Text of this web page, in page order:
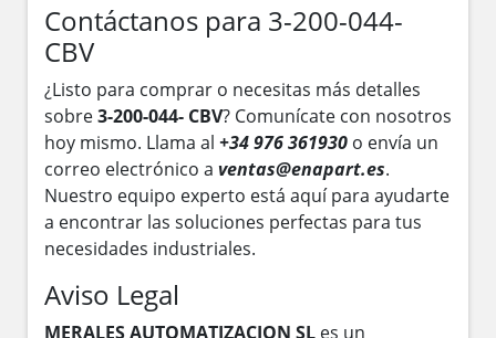
Contáctanos para 3-200-044-
CBV
¿Listo para comprar o necesitas más detalles
sobre3-200-044- CBV? Comunícate con nosotros
hoy mismo. Llama al +34 976 361930 o envía un
correo electrónico a ventas@enapart.es.
Nuestro equipo experto está aquí para ayudarte
a encontrar las soluciones perfectas para tus
necesidades industriales.
Aviso Legal
MERALES AUTOMATIZACION SL es un